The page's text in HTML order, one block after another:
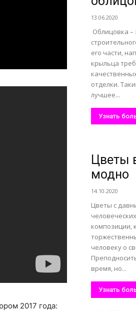
2017 года:
13.06.2020
Облицовка –
его части,
крыльца
отделки.
лучшее...
Узнать
Цветы
модно
14.10.2020
Цветы с
композиции,
человеку о
время, но...
Узнать